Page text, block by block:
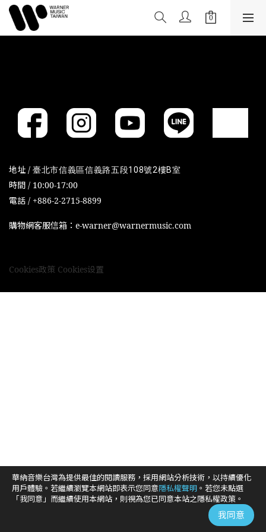
地址 / 臺北市信義區信義路五段108號2樓B室
時間 / 10:00-17:00
電話 / +886-2-2715-8899
購物網客服信箱：e-warner@warnermusic.com
Cookies政策 Cookies设置
華納音樂台灣為提供最佳的閱讀服務，採用網站分析技術，以持續優化
用戶體驗。若繼續瀏覽本網站即表示您同意隱私權聲明 。若您未點選
「我同意」而繼續使用本網站，則視為您已同意本站之隱私權政策。
我同意